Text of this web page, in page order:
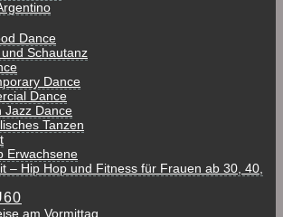
Dance
Schautanz
Dance
Dance
Jazz Dance
Tanzen
Erwachsene
– Hip Hop und Fitness für Frauen ab 30, 40,
am Vormittag